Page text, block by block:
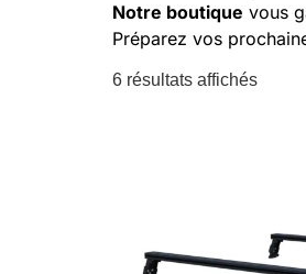
Notre boutique vous
Préparez vos
6 résultats affichés